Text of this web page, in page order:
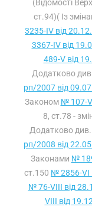
(Відомості
ст.94)( Із
3235-IV від
3367-IV від
489-V від
Додатково
рп/2007 від
Законом № 107-
8, ст.78 -
Додатково див.
рп/2008 від
Законами №
ст.150 № 2856-VI
№ 76-VIII від
VIII від